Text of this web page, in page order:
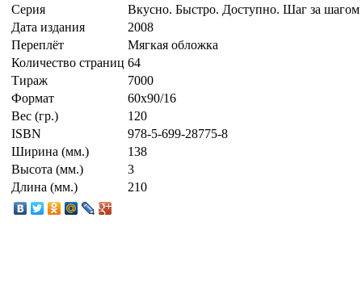
Серия
Вкусно. Быстро. Доступно. Шаг за шагом
Дата издания
2008
Переплёт
Мягкая обложка
Количество страниц 64
Тираж
7000
Формат
60x90/16
Вес (гр.)
120
ISBN
978-5-699-28775-8
Ширина (мм.)
138
Высота (мм.)
3
Длина (мм.)
210